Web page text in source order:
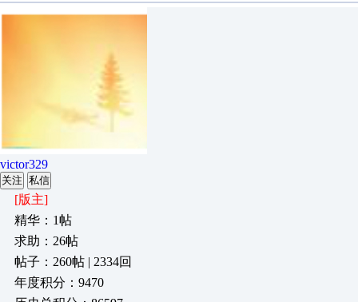
victor329
关注 私信
[版主]
精华：1帖
求助：26帖
帖子：260帖 | 2334回
年度积分：9470